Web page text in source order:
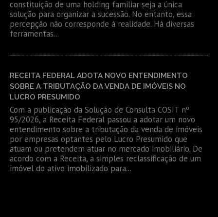
constituição de uma holding familiar seja a única
solução para organizar a sucessão. No entanto, essa
percepção não corresponde à realidade. Há diversas
ferramentas...
RECEITA FEDERAL ADOTA NOVO ENTENDIMENTO
SOBRE A TRIBUTAÇÃO DA VENDA DE IMÓVEIS NO
LUCRO PRESUMIDO
Com a publicação da Solução de Consulta COSIT nº
95/2026, a Receita Federal passou a adotar um novo
entendimento sobre a tributação da venda de imóveis
por empresas optantes pelo Lucro Presumido que
atuam ou pretendem atuar no mercado imobiliário. De
acordo com a Receita, a simples reclassificação de um
imóvel do ativo imobilizado para...